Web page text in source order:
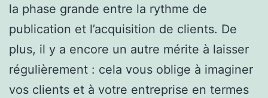
la phase grande entre la rythme de
publication et l’acquisition de clients. De
plus, il y a encore un autre mérite à laisser
régulièrement : cela vous oblige à imaginer
vos clients et à votre entreprise en termes